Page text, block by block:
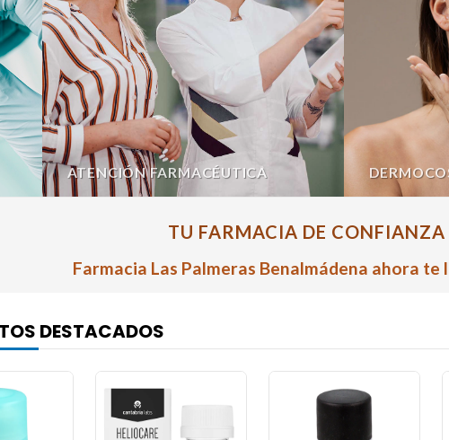
ATENCIÓN FARMACÉUTICA
TU FARMACIA DE CONFIANZA
Farmacia Las Palmeras Benalmádena ahora te